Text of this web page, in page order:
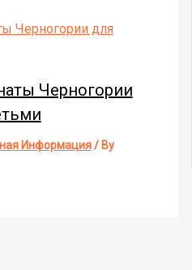
Черногории
Информация/ By